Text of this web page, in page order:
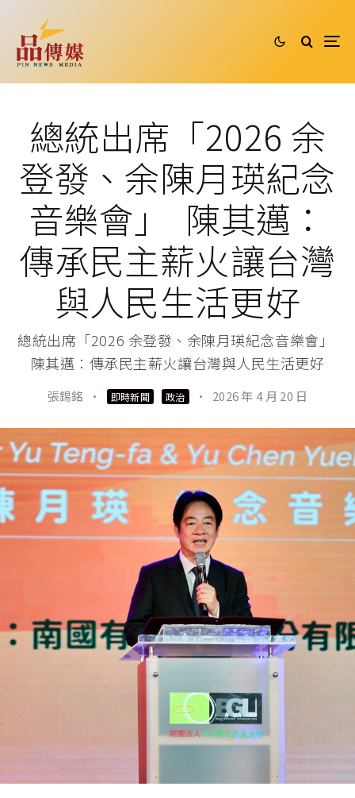
總統出席「2026 余
登發、余陳月瑛紀念
音樂會」 陳其邁：
傳承民主薪火讓台灣
與人民生活更好
總統出席「2026 余登發、余陳月瑛紀念音樂會」
陳其邁：傳承民主薪火讓台灣與人民生活更好
張錫銘 · 即時新聞 政治 · 2026 年 4 月 20 日